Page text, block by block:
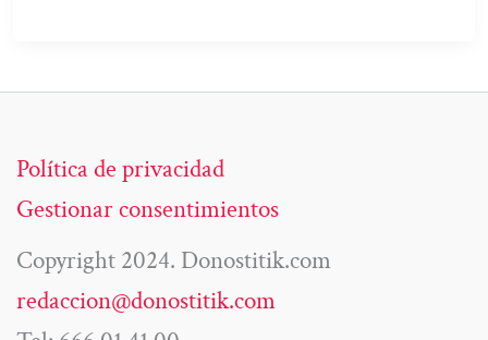
Política de privacidad
Gestionar consentimientos
Copyright 2024. Donostitik.com
redaccion@donostitik.com